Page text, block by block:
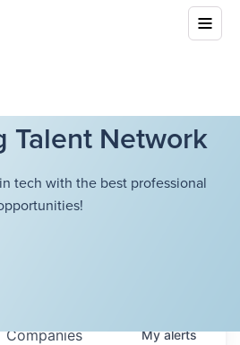
Talent Network
tech with the best professional
Companies Myalerts